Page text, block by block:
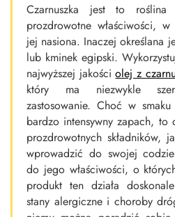
Czarnuszka jest to roślina
prozdrowotne właściwości,
jej nasiona. Inaczej określana
lub kminek egipski.
najwyższej jakościolej z
który ma niezwykle
zastosowanie. Choć w
bardzo intensywny zapach,
prozdrowotnych składników,
wprowadzić do swojej
do jego właściwości, o
produkt ten działa
stany alergiczne i choroby